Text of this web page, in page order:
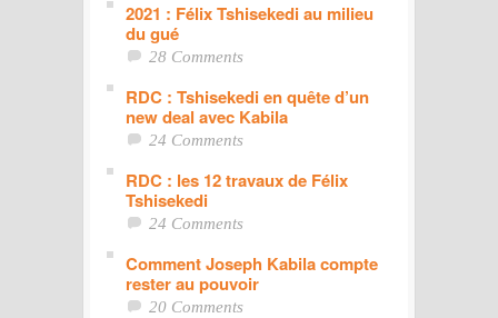
2021 : Félix Tshisekedi au milieu
du gué
28 Comments
RDC : Tshisekedi en quête d’un
new deal avec Kabila
24 Comments
RDC : les 12 travaux de Félix
Tshisekedi
24 Comments
Comment Joseph Kabila compte
rester au pouvoir
20 Comments